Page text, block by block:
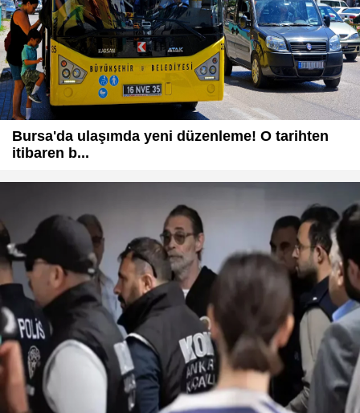
Bursa'da ulaşımda yeni düzenleme! O tarihten
itibaren b...